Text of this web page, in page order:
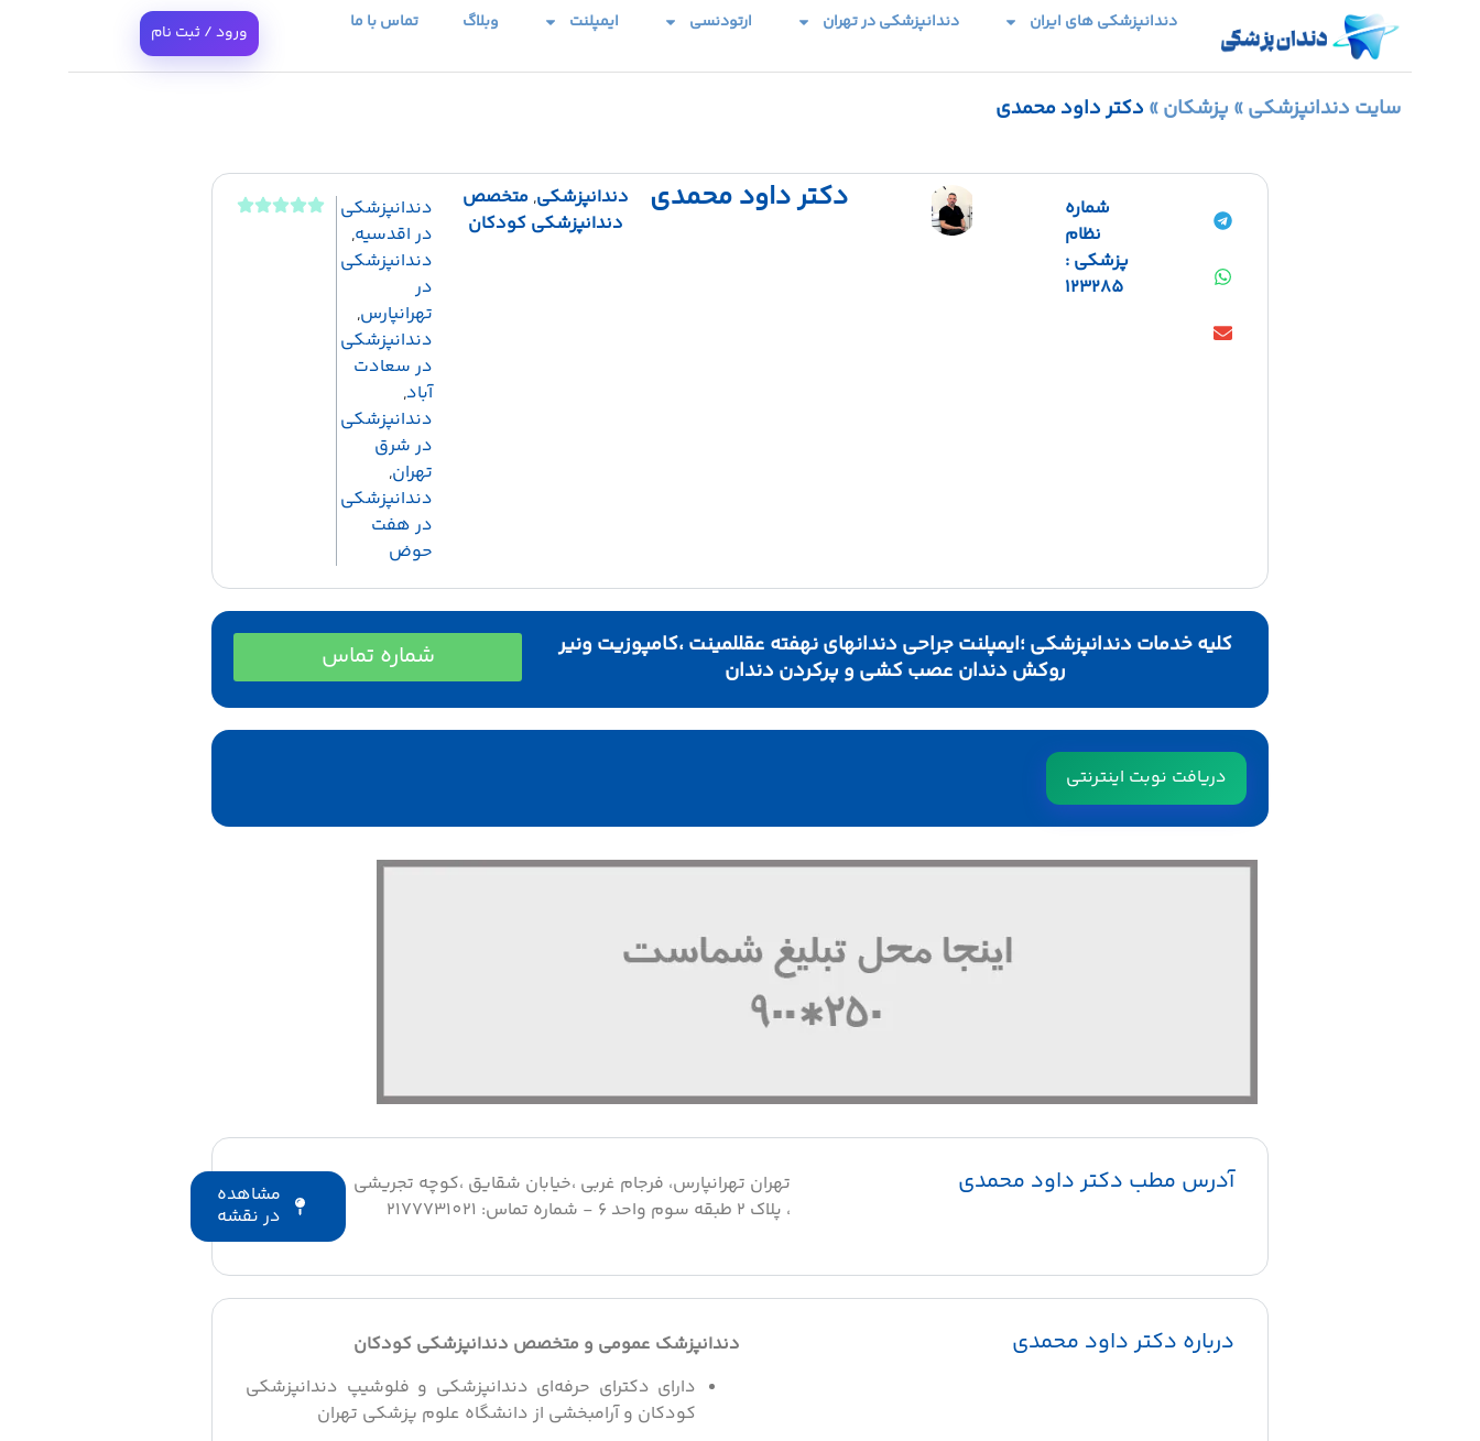
دندانپزشکی های ایران دندانپزشکی در تهران ارتودنسی ایمپلنت وبلاگ تماس با ما ورود / ثبت نام
سایت دندانپزشکی» پزشکان» دکتر داود محمدی
شماره
نظام
پزشکی :
123285
دکتر داود محمدی دندانپزشکی, متخصص
دندانپزشکی کودکان
دندانپزشکی
در اقدسیه,
دندانپزشکی
در
تهرانپارس,
دندانپزشکی
در سعادت
آباد,
دندانپزشکی
در شرق
تهران,
دندانپزشکی
در هفت
حوض
کلیه خدمات دندانپزشکی ؛ایمپلنت جراحی دندانهای نهفته عقللمینت ،کامپوزیت ونیر
روکش دندان عصب کشی و پرکردن دندان
شماره تماس
دریافت نوبت اینترنتی
آدرس مطب دکتر داود محمدی
تهران تهرانپارس، فرجام غربی ،خیابان شقایق ،کوچه تجریشی
، پلاک ۲ طبقه سوم واحد ۶ - شماره تماس: 2177731021
مشاهده
در نقشه
درباره دکتر داود محمدی
دندانپزشک عمومی و متخصص دندانپزشکی کودکان
دارای دکترای حرفه‌ای دندانپزشکی و فلوشیپ دندانپزشکی
کودکان و آرامبخشی از دانشگاه علوم پزشکی تهران